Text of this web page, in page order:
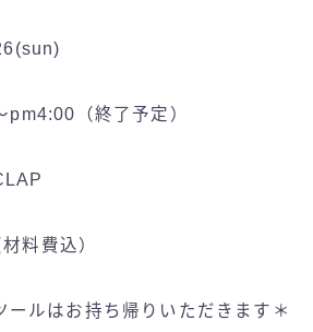
（終了予定）
費込）
ールはお持ち帰りいただきます＊